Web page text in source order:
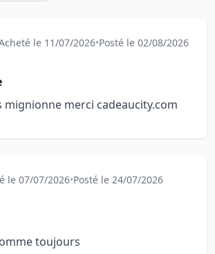
le 11/07/2026•Posté le 02/08/2026
merci cadeaucity.com
le 07/07/2026•Posté le 24/07/2026
toujours